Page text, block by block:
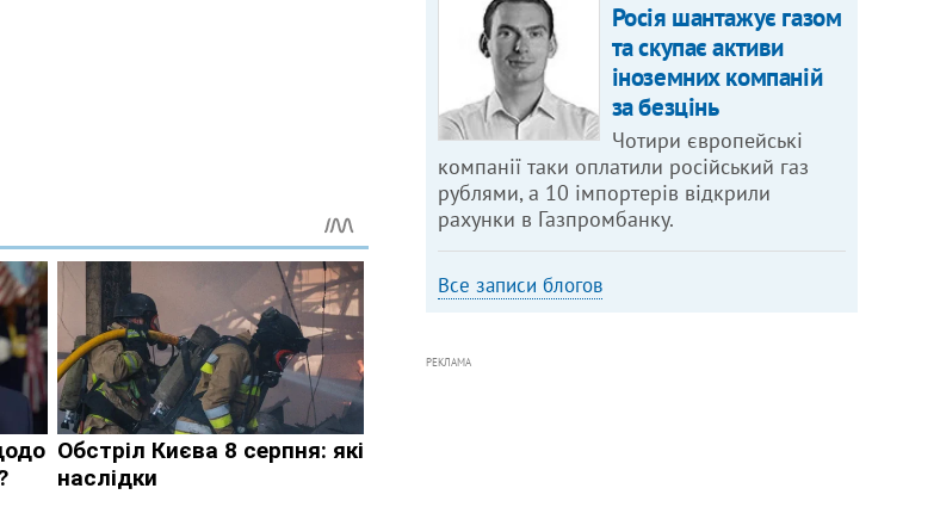
Росія шантажує газом
та скупає активи
іноземних компаній
за безцінь
Чотири європейські
компанії таки оплатили російський газ
рублями, а 10 імпортерів відкрили
рахунки в Газпромбанку.
Все записи блогов
РЕКЛАМА